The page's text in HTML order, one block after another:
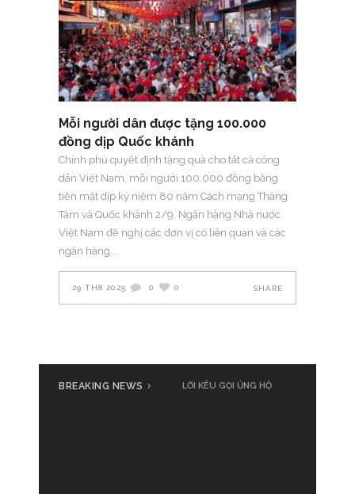
Mỗi người dân được tặng 100.000
đồng dịp Quốc khánh
Chính phủ quyết định tặng quà cho tất cả công
dân Việt Nam, mỗi người 100.000 đồng bằng
tiền mặt dịp kỷ niệm 80 năm Cách mạng Tháng
Tám và Quốc khánh 2/9. Ngân hàng Nhà nước
Việt Nam đề nghị các đơn vị có liên quan và các
ngân hàng
29 TH8 2025 0 0 SHARE
BREAKING NEWS LỜI KÊU GỌI ỦNG HỘ
Cả nước cùng đồng loạt phát